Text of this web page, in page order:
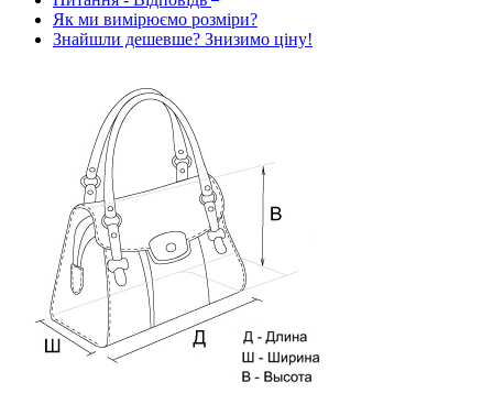
Як ми вимірюємо розміри?
Знайшли дешевше? Знизимо ціну!